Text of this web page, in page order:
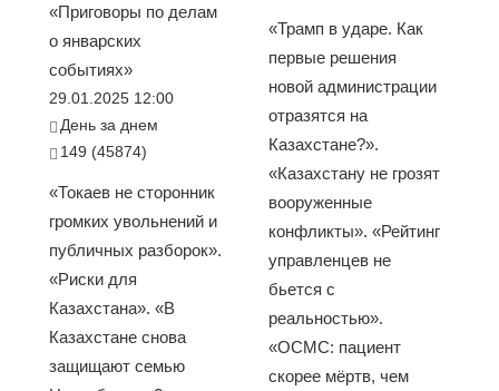
«Приговоры по делам
о январских
событиях»
29.01.2025 12:00
День за днем
149 (45874)
«Токаев не сторонник
громких увольнений и
публичных разборок».
«Риски для
Казахстана». «В
Казахстане снова
защищают семью
«Трамп в ударе. Как
первые решения
новой администрации
отразятся на
Казахстане?».
«Казахстану не грозят
вооруженные
конфликты». «Рейтинг
управленцев не
бьется с
реальностью».
«ОСМС: пациент
скорее мёртв, чем